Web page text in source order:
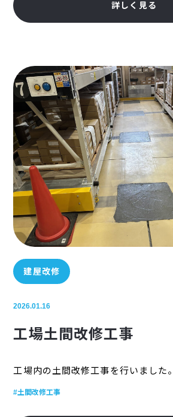
詳しく見る
建屋改修
2026.01.16
工場土間改修工事
工場内の土間改修工事を行いました。
#土間改修工事